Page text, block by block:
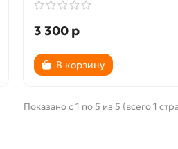
3 300 р
В корзину
Показано с 1 по 5 из 5 (всего 1